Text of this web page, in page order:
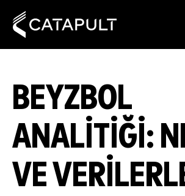
BEYZBOL
ANALITIĞI:
VE